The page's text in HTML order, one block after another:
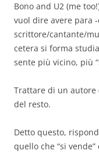
Bono and U2 (me
vuol dire avere para
scrittore/cantante/
cetera si forma
sente più vicino, più
Trattare di un autore
del resto.
Detto questo,
quello che “si vende”